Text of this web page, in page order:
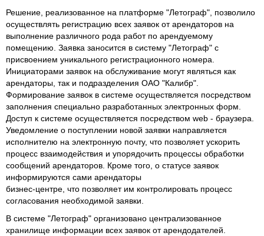
Решение, реализованное на платформе "Летограф", позволило
осуществлять регистрацию всех заявок от арендаторов на
выполнение различного рода работ по арендуемому
помещению. Заявка заносится в систему "Летограф" с
присвоением уникального регистрационного номера.
Инициаторами заявок на обслуживание могут являться как
арендаторы, так и подразделения ОАО "Калибр".
Формирование заявок в системе осуществляется посредством
заполнения специально разработанных электронных форм.
Доступ к системе осуществляется посредством web - браузера.
Уведомление о поступлении новой заявки направляется
исполнителю на электронную почту, что позволяет ускорить
процесс взаимодействия и упорядочить процессы обработки
сообщений арендаторов. Кроме того, о статусе заявок
информируются сами арендаторы
бизнес-центре, что позволяет им контролировать процесс
согласования необходимой заявки.
В системе "Летограф" организовано централизованное
хранилище информации всех заявок от арендодателей.